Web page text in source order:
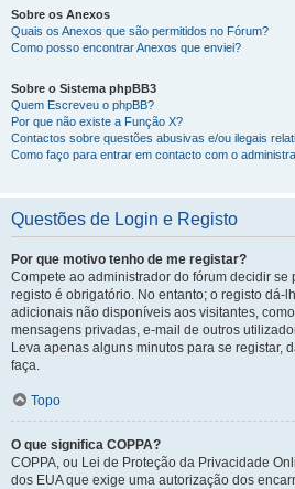
Sobre os Anexos
Quais os Anexos que são permitidos no Fórum?
Como posso encontrar Anexos que enviei?
Sobre o Sistema phpBB3
Quem Escreveu o phpBB?
Por que não existe a Função X?
Contactos sobre questões abusivas e/ou ilegais
Como faço para entrar em contacto com o
Questões de Login e Registo
Por que motivo tenho de me registar?
Compete ao administrador do fórum decidir se
registo é obrigatório. No entanto; o registo dá-
adicionais não disponíveis aos visitantes,
mensagens privadas, e-mail de outros
Leva apenas alguns minutos para se registar,
faça.
Topo
O que significa COPPA?
COPPA, ou Lei de Proteção da Privacidade
dos EUA que exige uma autorização dos